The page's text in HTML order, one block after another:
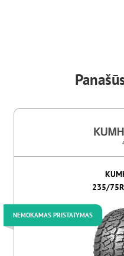
235/
NEMOKAMAS PRISTATYMAS